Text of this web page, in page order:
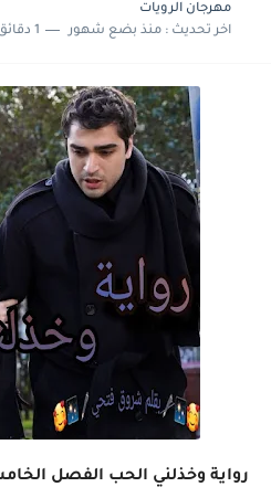
مهرجان الرويات
اخر تحديث :منذ بضع شهور 1 دقائق للقراءة
رواية وخذلني الحب الفصل الخامس5بقلم شروق